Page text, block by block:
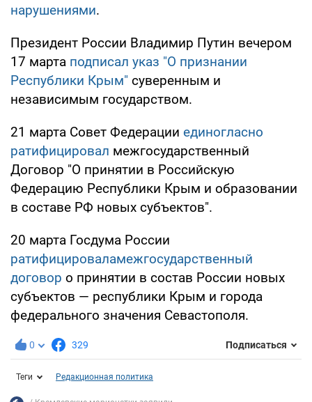
нарушениями.
Президент России Владимир Путин вечером
17 марта подписал указ "О признании
Республики Крым" суверенным и
независимым государством.
21 марта Совет Федерации единогласно
ратифицировал межгосударственный
Договор "О принятии в Российскую
Федерацию Республики Крым и образовании
в составе РФ новых субъектов".
20 марта Госдума России
ратифицироваламежгосударственный
договор о принятии в состав России новых
субъектов — республики Крым и города
федерального значения Севастополя.
0 329 Подписаться
Теги Редакционная политика